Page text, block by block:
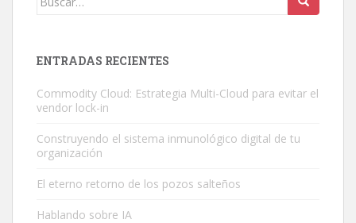
ENTRADAS RECIENTES
Commodity Cloud: Estrategia Multi-Cloud para evitar el
vendor lock-in
Construyendo el sistema inmunológico digital de tu
organización
El eterno retorno de los pozos salteños
Hablando sobre IA